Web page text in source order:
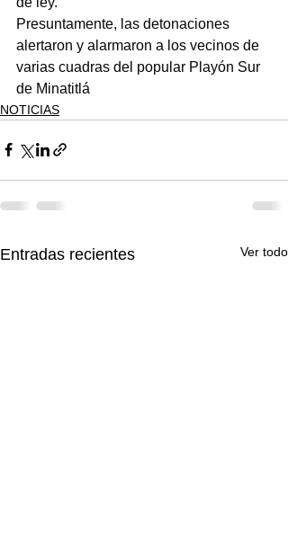
Presuntamente, las detonaciones
alertaron y alarmaron a los vecinos de
varias cuadras del popular Playón Sur
de Minatitlá
NOTICIAS
Entradas recientes Ver todo